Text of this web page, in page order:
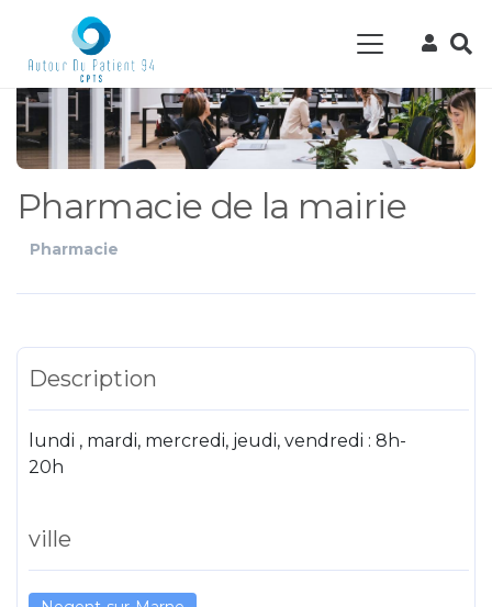
Pharmacie de la mairie
Pharmacie
Description
lundi , mardi, mercredi, jeudi, vendredi : 8h-
20h
ville